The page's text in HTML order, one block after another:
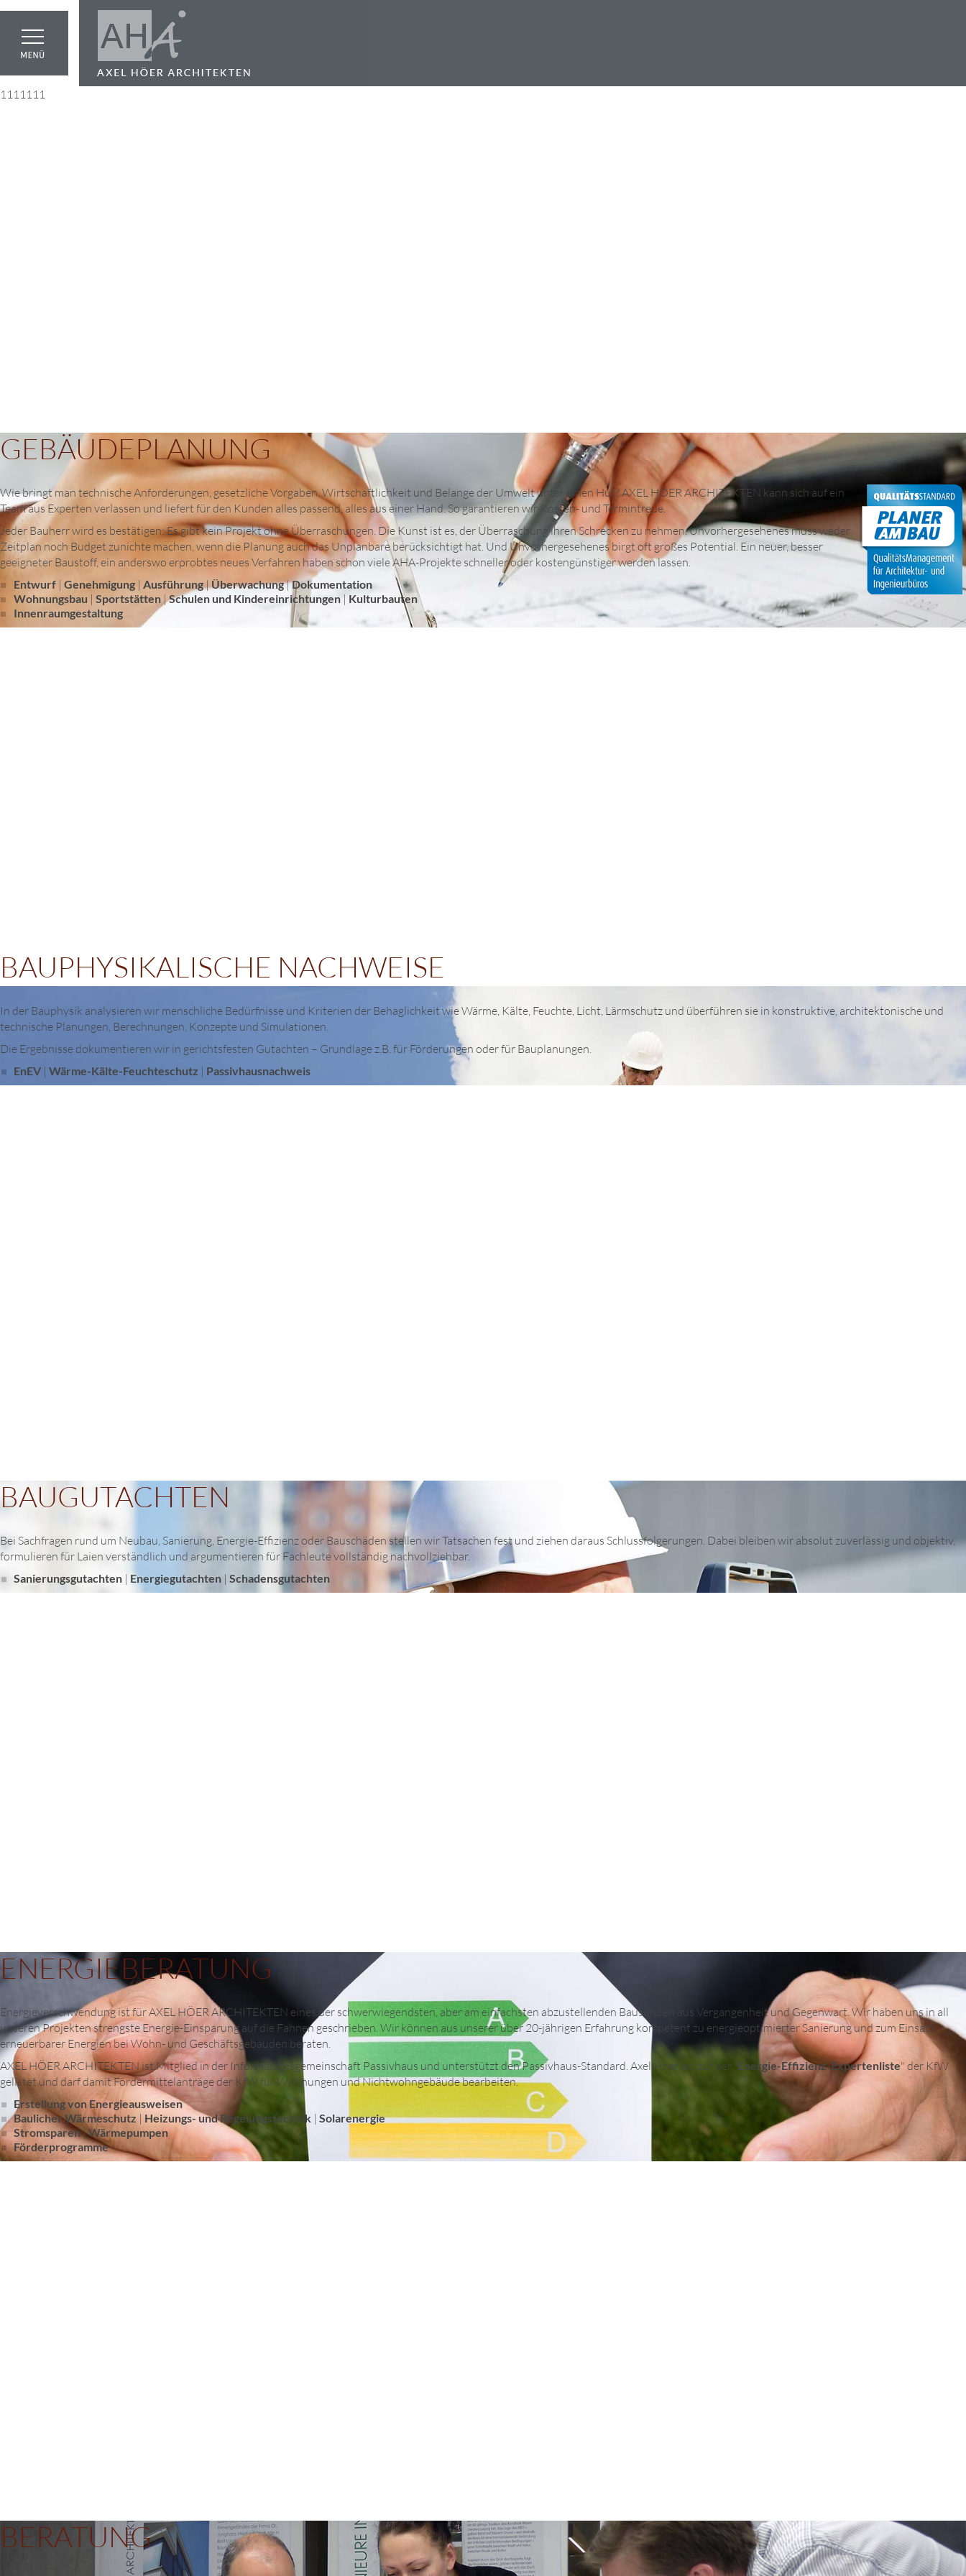
1111111
GEBÄUDEPLANUNG
Wie bringt man technische Anforderungen, gesetzliche Vorgaben, Wirtschaftlichkeit und Belange der Umwelt unter einen Hut? AXEL HÖER ARCHITEKTEN kann sich auf ein
Team aus Experten verlassen und liefert für den Kunden alles passend, alles aus einer Hand. So garantieren wir Kosten- und Termintreue.
Jeder Bauherr wird es bestätigen: Es gibt kein Projekt ohne Überraschungen. Die Kunst ist es, der Überraschung ihren Schrecken zu nehmen. Unvorhergesehenes muss weder
Zeitplan noch Budget zunichte machen, wenn die Planung auch das Unplanbare berücksichtigt hat. Und Unvorhergesehenes birgt oft großes Potential. Ein neuer, besser
geeigneter Baustoff, ein anderswo erprobtes neues Verfahren haben schon viele AHA-Projekte schneller oder kostengünstiger werden lassen.
Entwurf |Genehmigung |Ausführung|Überwachung|Dokumentation
Wohnungsbau |Sportstätten |Schulen und Kindereinrichtungen | Kulturbauten
Innenraumgestaltung
BAUPHYSIKALISCHE NACHWEISE
In der Bauphysik analysieren wir menschliche Bedürfnisse und Kriterien der Behaglichkeit wie Wärme, Kälte, Feuchte, Licht, Lärmschutz und überführen sie in konstruktive, architektonische und
technische Planungen, Berechnungen, Konzepte und Simulationen.
Die Ergebnisse dokumentieren wir in gerichtsfesten Gutachten – Grundlage z.B. für Förderungen oder für Bauplanungen.
EnEV |Wärme-Kälte-Feuchteschutz | Passivhausnachweis
BAUGUTACHTEN
Bei Sachfragen rund um Neubau, Sanierung, Energie-Effizienz oder Bauschäden stellen wir Tatsachen fest und ziehen daraus Schlussfolgerungen. Dabei bleiben wir absolut zuverlässig und objektiv,
formulieren für Laien verständlich und argumentieren für Fachleute vollständig nachvollziehbar.
Sanierungsgutachten | Energiegutachten |Schadensgutachten
ENERGIEBERATUNG
Energieverschwendung ist für AXEL HÖER ARCHITEKTEN eines der schwerwiegendsten, aber am einfachsten abzustellenden Bausünden aus Vergangenheit und Gegenwart. Wir haben uns in all
unseren Projekten strengste Energie-Einsparung auf die Fahnen geschrieben. Wir können aus unserer über 20-jährigen Erfahrung kompetent zu energieoptimierter Sanierung und zum Einsatz
erneuerbarer Energien bei Wohn- und Geschäftsgebäuden beraten.
AXEL HÖER ARCHITEKTEN ist Mitglied in der Informationsgemeinschaft Passivhaus und unterstützt den Passivhaus-Standard. Axel Höer ist auf der „ Energie-Effizienz-Expertenliste" der KfW
gelistet und darf damit Fördermittelanträge der KfW für Wohnungen und Nichtwohngebäude bearbeiten.
Erstellung von Energieausweisen
Baulicher Wärmeschutz| Heizungs- und Regelungstechnik |Solarenergie
Stromsparen|Wärmepumpen
Förderprogramme
BERATUNG